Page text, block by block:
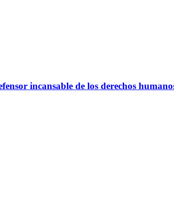
incansable de los derechos